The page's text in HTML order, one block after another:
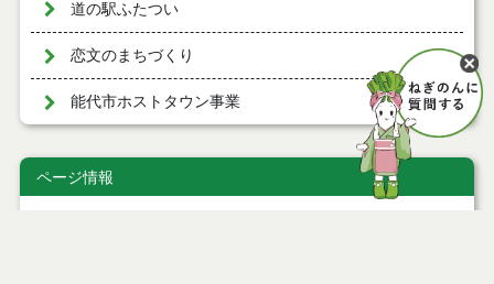
道の駅ふたつい
恋文のまちづくり
能代市ホストタウン事業
ページ情報